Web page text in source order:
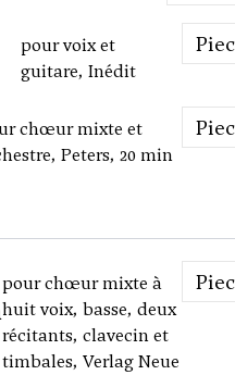
pour voix et
guitare, Inédit
chœur mixte et
Peters, 20 min
pour chœur mixte à
huit voix, basse, deux
récitants, clavecin et
timbales, Verlag Neue